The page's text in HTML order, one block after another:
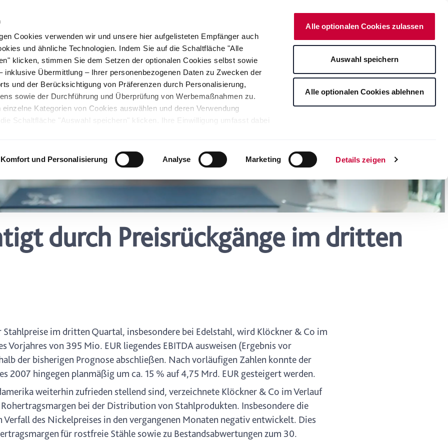
Cookies verwenden wir und unsere hier aufgelisteten Empfänger auch
und ähnliche Technologien. Indem Sie auf die Schaltfläche "Alle
klicken, stimmen Sie dem Setzen der optionalen Cookies selbst sowie
inklusive Übermittlung – Ihrer personenbezogenen Daten zu Zwecken der
und der Berücksichtigung von Präferenzen durch Personalisierung,
sowie der Durchführung und Überprüfung von Werbemaßnahmen zu.
Kategorien von Cookies auswählen und deren Verwendung
Schaltfläche "Auswahl speichern" klicken. Ihre Einwilligung umfasst dabei
können und Ihre Datenschutzrechte eingeschränkt sind. Weitere
Cookies und ähnlichen Technologien sowie zur Verarbeitung Ihrer
z.B. zu den verarbeiteten Daten, den Speicherdauern und den
Sie durch Anklicken von "Details zeigen" oder durch Aufrufen
, die am Ende der Webseite verlinkt ist, wählen und finden. Je nach den
einige Funktionen der Website nicht mehr zur Verfügung. Sie
mit Wirkung für die Zukunft in unserer Datenschutzerklärung oder
Symbols am Ende der Seite widerrufen.
Komfort und Personalisierung Analyse Marketing Details zeigen
Alle optionalen Cookies zulassen
Auswahl speichern
Alle optionalen Cookies ablehnen
Stahl Nachhaltigkeit Karriere Standorte
durch Preisrückgänge im dritten
im dritten Quartal, insbesondere bei Edelstahl, wird Klöckner & Co im
Vorjahres von 395 Mio. EUR liegendes EBITDA ausweisen (Ergebnis vor
der bisherigen Prognose abschließen. Nach vorläufigen Zahlen konnte der
2007 hingegen planmäßig um ca. 15 % auf 4,75 Mrd. EUR gesteigert werden.
weiterhin zufrieden stellend sind, verzeichnete Klöckner & Co im Verlauf
bei der Distribution von Stahlprodukten. Insbesondere die
des Nickelpreises in den vergangenen Monaten negativ entwickelt. Dies
für rostfreie Stähle sowie zu Bestandsabwertungen zum 30.